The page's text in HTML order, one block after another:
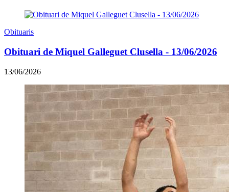
Obituaris
Obituari de Miquel Galleguet Clusella - 13/06/2026
13/06/2026